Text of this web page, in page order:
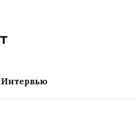
Интервью